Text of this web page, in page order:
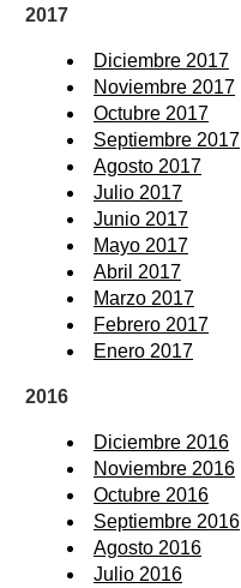
2017
Diciembre 2017
Noviembre 2017
Octubre 2017
Septiembre 2017
Agosto 2017
Julio 2017
Junio 2017
Mayo 2017
Abril 2017
Marzo 2017
Febrero 2017
Enero 2017
2016
Diciembre 2016
Noviembre 2016
Octubre 2016
Septiembre 2016
Agosto 2016
Julio 2016